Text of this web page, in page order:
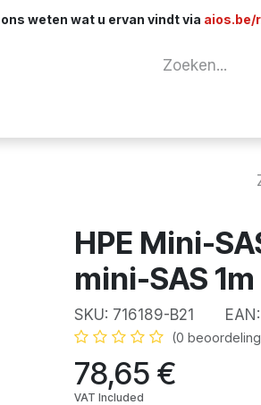
weten wat u ervan vindt via aios.be/
HPE Mini-
mini-SAS 1m
SKU: 716189-B21 EAN:
(0
78,65 €
VAT Included